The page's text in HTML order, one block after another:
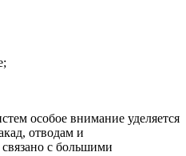
особое внимание уделяется
отводам и
с большими